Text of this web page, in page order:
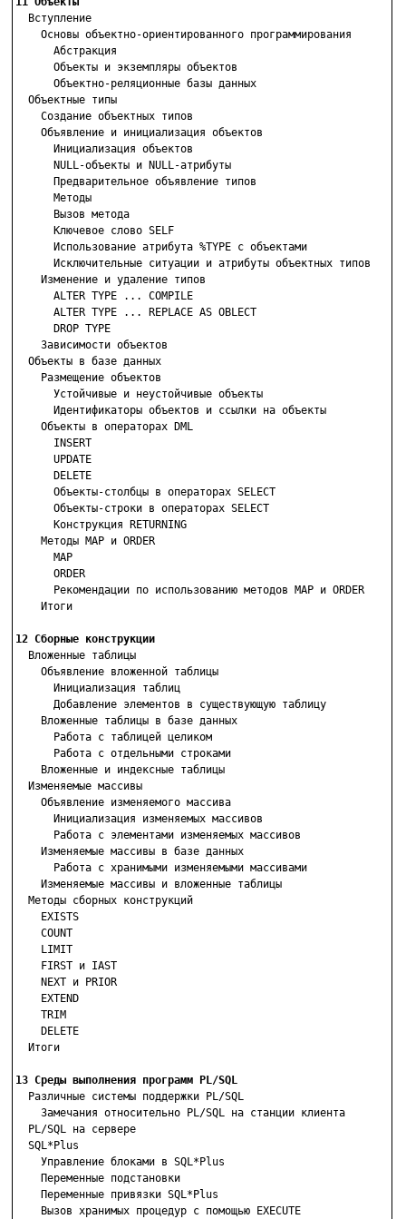
Вступление
    Основы объектно-ориентированного программирования
      Абстракция
      Объекты и экземпляры объектов
      Объектно-реляционные базы данных
  Объектные типы
    Создание объектных типов
    Объявление и инициализация объектов
      Инициализация объектов
      NULL-объекты и NULL-атрибуты
      Предварительное объявление типов
      Методы
      Вызов метода
      Ключевое слово SELF
      Использование атрибута %TYPE с объектами
      Исключительные ситуации и атрибуты объектных типов
    Изменение и удаление типов
      ALTER TYPE ... COMPILE
      ALTER TYPE ... REPLACE AS OBLECT
      DROP TYPE
    Зависимости объектов
  Объекты в базе данных
    Размещение объектов
      Устойчивые и неустойчивые объекты
      Идентификаторы объектов и ссылки на объекты
    Объекты в операторах DML
      INSERT
      UPDATE
      DELETE
      Объекты-столбцы в операторах SELECT
      Объекты-строки в операторах SELECT
      Конструкция RETURNING
    Методы MAP и ORDER
      MAP
      ORDER
      Рекомендации по использованию методов MAP и ORDER
    Итоги
12 Сборные конструкции
Вложенные таблицы
    Объявление вложенной таблицы
      Инициализация таблиц
      Добавление элементов в существующую таблицу
    Вложенные таблицы в базе данных
      Работа с таблицей целиком
      Работа с отдельными строками
    Вложенные и индексные таблицы
  Изменяемые массивы
    Объявление изменяемого массива
      Инициализация изменяемых массивов
      Работа с элементами изменяемых массивов
    Изменяемые массивы в базе данных
      Работа с хранимыми изменяемыми массивами
    Изменяемые массивы и вложенные таблицы
  Методы сборных конструкций
    EXISTS
    COUNT
    LIMIT
    FIRST и IAST
    NEXT и PRIOR
    EXTEND
    TRIM
    DELETE
  Итоги
13 Среды выполнения программ PL/SQL
Различные системы поддержки PL/SQL
    Замечания относительно PL/SQL на станции клиента
  PL/SQL на сервере
  SQL*Plus
    Управление блоками в SQL*Plus
    Переменные подстановки
    Переменные привязки SQL*Plus
    Вызов хранимых процедур с помощью EXECUTE